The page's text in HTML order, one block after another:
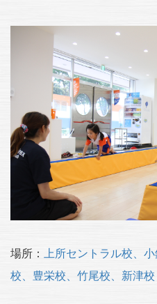
場所：
上所セントラル校、
校、豊栄校、竹尾校、新津校